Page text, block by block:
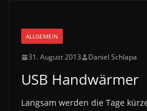
ALLGEMEIN
31. August 2013 Daniel Schlapa
USB Handwärmer
Langsam werden die Tage